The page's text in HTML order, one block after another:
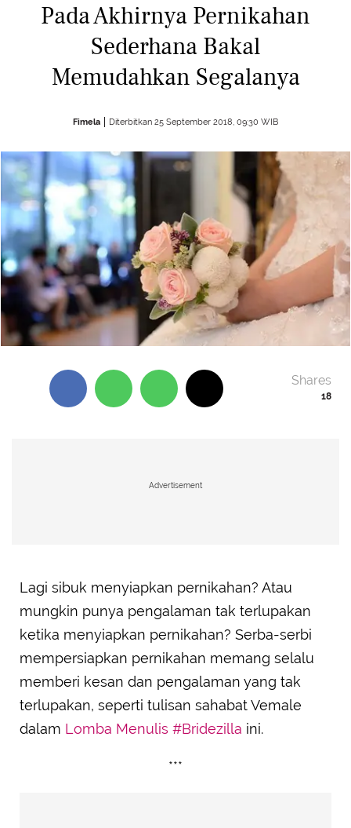
Pada Akhirnya Pernikahan
Sederhana Bakal
Memudahkan Segalanya
Fimela Diterbitkan 25 September 2018, 09:30 WIB
18
Shares
Advertisement
Lagi sibuk menyiapkan pernikahan? Atau
mungkin punya pengalaman tak terlupakan
ketika menyiapkan pernikahan? Serba-serbi
mempersiapkan pernikahan memang selalu
memberi kesan dan pengalaman yang tak
terlupakan, seperti tulisan sahabat Vemale
dalam Lomba Menulis #Bridezilla ini.
***